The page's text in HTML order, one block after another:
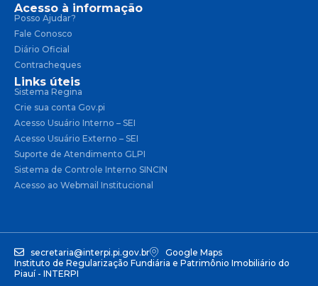
Acesso à informação
Posso Ajudar?
Fale Conosco
Diário Oficial
Contracheques
Links úteis
Sistema Regina
Crie sua conta Gov.pi
Acesso Usuário Interno – SEI
Acesso Usuário Externo – SEI
Suporte de Atendimento GLPI
Sistema de Controle Interno SINCIN
Acesso ao Webmail Institucional
secretaria@interpi.pi.gov.br
Google Maps
Instituto de Regularização Fundiária e Patrimônio Imobiliário do
Piauí - INTERPI